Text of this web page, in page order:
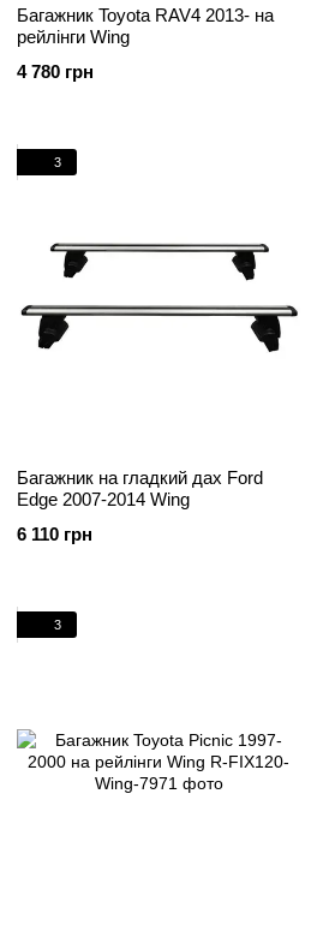
Багажник Toyota RAV4 2013- на
рейлінги Wing
4 780 грн
3
Багажник на гладкий дах Ford
Edge 2007-2014 Wing
6 110 грн
3